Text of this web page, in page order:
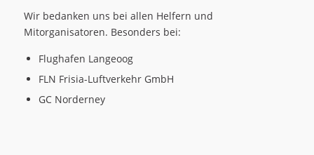
Wir bedanken uns bei allen Helfern und
Mitorganisatoren. Besonders bei:
Flughafen Langeoog
FLN Frisia-Luftverkehr GmbH
GC Norderney